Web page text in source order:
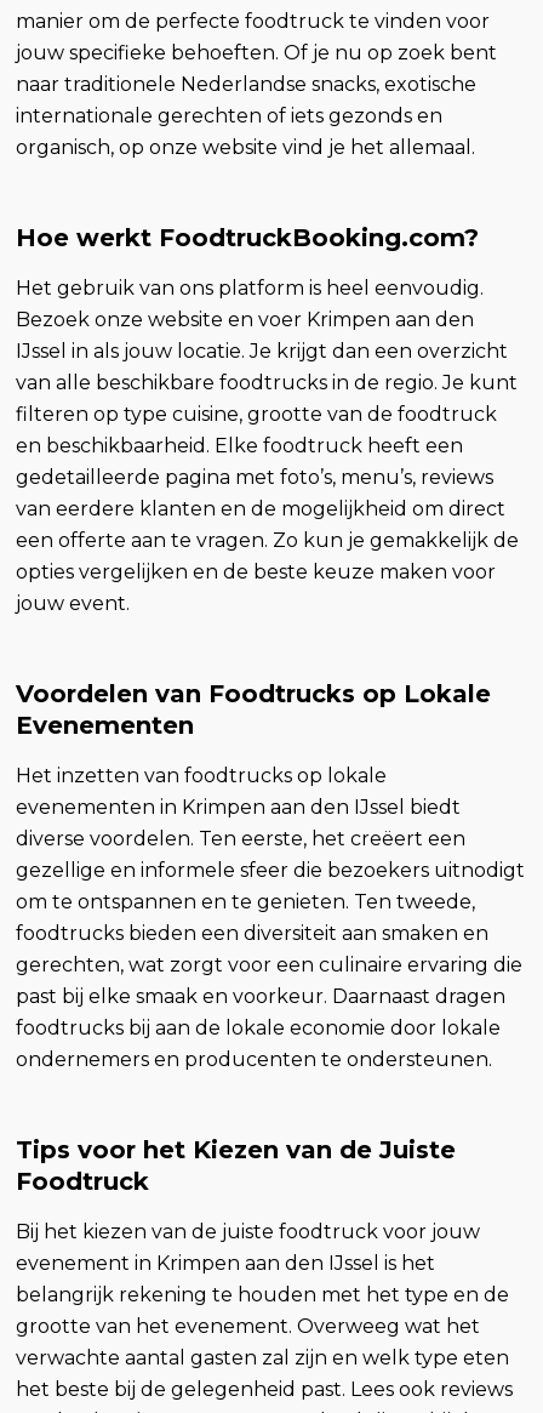
manier om de perfecte foodtruck te vinden voor
jouw specifieke behoeften. Of je nu op zoek bent
naar traditionele Nederlandse snacks, exotische
internationale gerechten of iets gezonds en
organisch, op onze website vind je het allemaal.
Hoe werkt FoodtruckBooking.com?
Het gebruik van ons platform is heel eenvoudig.
Bezoek onze website en voer Krimpen aan den
IJssel in als jouw locatie. Je krijgt dan een overzicht
van alle beschikbare foodtrucks in de regio. Je kunt
filteren op type cuisine, grootte van de foodtruck
en beschikbaarheid. Elke foodtruck heeft een
gedetailleerde pagina met foto’s, menu’s, reviews
van eerdere klanten en de mogelijkheid om direct
een offerte aan te vragen. Zo kun je gemakkelijk de
opties vergelijken en de beste keuze maken voor
jouw event.
Voordelen van Foodtrucks op Lokale
Evenementen
Het inzetten van foodtrucks op lokale
evenementen in Krimpen aan den IJssel biedt
diverse voordelen. Ten eerste, het creëert een
gezellige en informele sfeer die bezoekers uitnodigt
om te ontspannen en te genieten. Ten tweede,
foodtrucks bieden een diversiteit aan smaken en
gerechten, wat zorgt voor een culinaire ervaring die
past bij elke smaak en voorkeur. Daarnaast dragen
foodtrucks bij aan de lokale economie door lokale
ondernemers en producenten te ondersteunen.
Tips voor het Kiezen van de Juiste
Foodtruck
Bij het kiezen van de juiste foodtruck voor jouw
evenement in Krimpen aan den IJssel is het
belangrijk rekening te houden met het type en de
grootte van het evenement. Overweeg wat het
verwachte aantal gasten zal zijn en welk type eten
het beste bij de gelegenheid past. Lees ook reviews